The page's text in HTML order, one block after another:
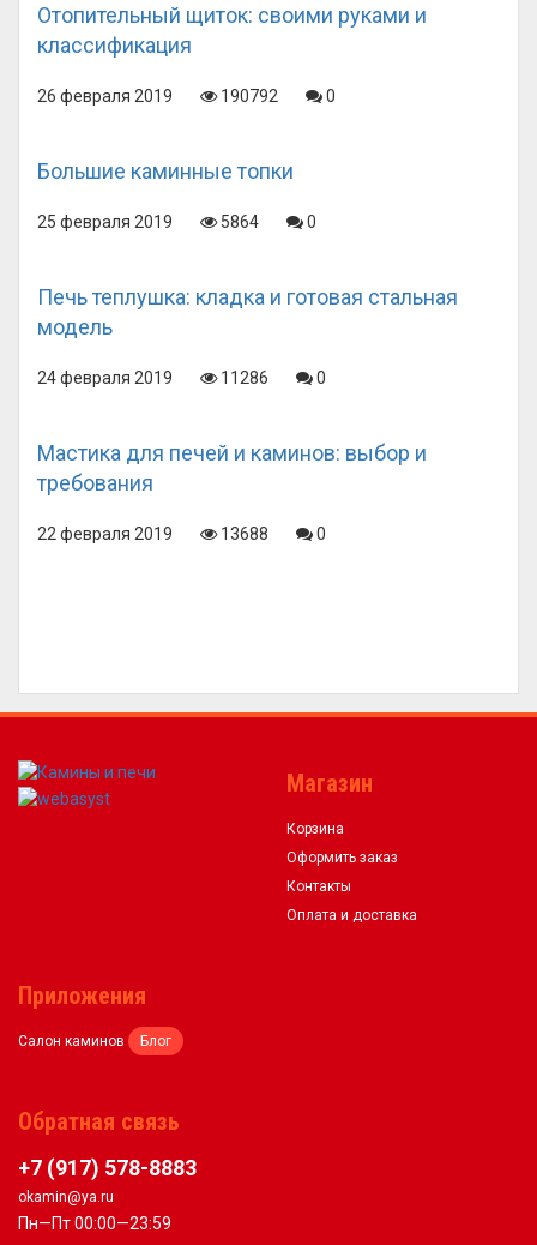
Отопительный щиток: своими руками и
классификация
26 февраля 2019 190792 0
Большие каминные топки
25 февраля 2019 5864 0
Печь теплушка: кладка и готовая стальная
модель
24 февраля 2019 11286 0
Мастика для печей и каминов: выбор и
требования
22 февраля 2019 13688 0
Магазин
Корзина
Оформить заказ
Контакты
Оплата и доставка
Приложения
Салон каминов Блог
Обратная связь
+7 (917) 578-8883
okamin@ya.ru
Пн—Пт 00:00—23:59